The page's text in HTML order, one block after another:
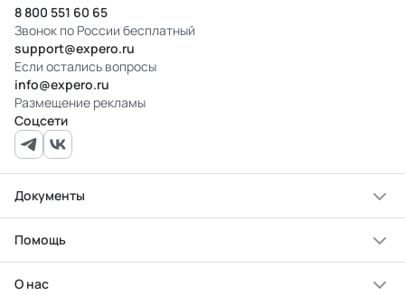
8 800 551 60 65
Звонок по России бесплатный
support@expero.ru
Если остались вопросы
info@expero.ru
Размещение рекламы
Соцсети
Документы
Помощь
О нас